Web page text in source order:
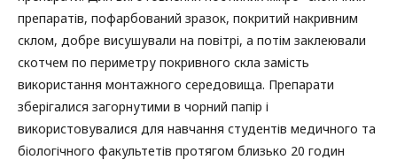
препаратів, пофарбований зразок, покритий накривним
склом, добре висушували на повітрі, а потім заклеювали
скотчем по периметру покривного скла замість
використання монтажного середовища. Препарати
зберігалися загорнутими в чорний папір і
використовувалися для навчання студентів медичного та
біологічного факультетів протягом близько 20 годин